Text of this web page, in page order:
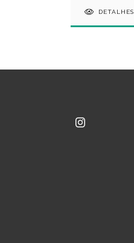
DETALHES